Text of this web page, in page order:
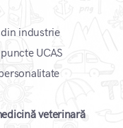
industrie
UCAS
veterinară